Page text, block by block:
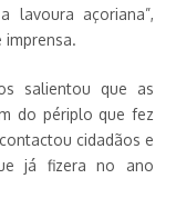
lavoura açoriana”,
imprensa.
salientou que as
do périplo que fez
cidadãos e
já fizera no ano